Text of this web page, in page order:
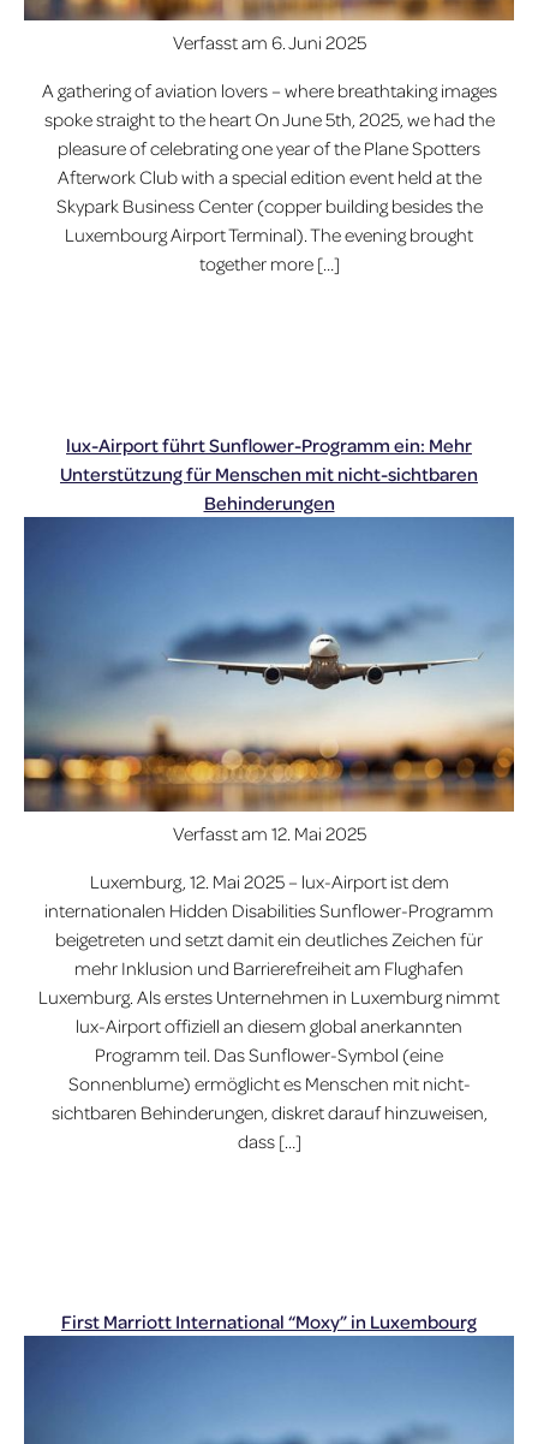
Verfasst am 6. Juni 2025
A gathering of aviation lovers – where breathtaking images
spoke straight to the heart On June 5th, 2025, we had the
pleasure of celebrating one year of the Plane Spotters
Afterwork Club with a special edition event held at the
Skypark Business Center (copper building besides the
Luxembourg Airport Terminal). The evening brought
together more […]
lux-Airport führt Sunflower-Programm ein: Mehr
Unterstützung für Menschen mit nicht-sichtbaren
Behinderungen
Verfasst am 12. Mai 2025
Luxemburg, 12. Mai 2025 – lux-Airport ist dem
internationalen Hidden Disabilities Sunflower-Programm
beigetreten und setzt damit ein deutliches Zeichen für
mehr Inklusion und Barrierefreiheit am Flughafen
Luxemburg. Als erstes Unternehmen in Luxemburg nimmt
lux-Airport offiziell an diesem global anerkannten
Programm teil. Das Sunflower-Symbol (eine
Sonnenblume) ermöglicht es Menschen mit nicht-
sichtbaren Behinderungen, diskret darauf hinzuweisen,
dass […]
First Marriott International “Moxy” in Luxembourg